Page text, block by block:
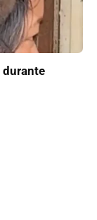
durante